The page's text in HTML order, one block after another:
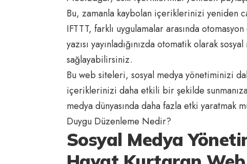
Bu, zamanla kaybolan içeriklerinizi yeniden
IFTTT, farklı uygulamalar arasında
yazısı yayınladığınızda otomatik olarak
sağlayabilirsiniz.
Bu web siteleri, sosyal medya yönetiminizi
içeriklerinizi daha etkili bir şekilde
medya dünyasında daha fazla etki yaratmak
Duygu Düzenleme Nedir?
Sosyal Medya